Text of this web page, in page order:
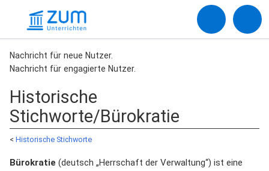
Nachricht für neue Nutzer.
Nachricht für engagierte Nutzer.
Historische
Stichworte/Bürokratie
< Historische Stichworte
Bürokratie (deutsch „Herrschaft der Verwaltung“) ist eine